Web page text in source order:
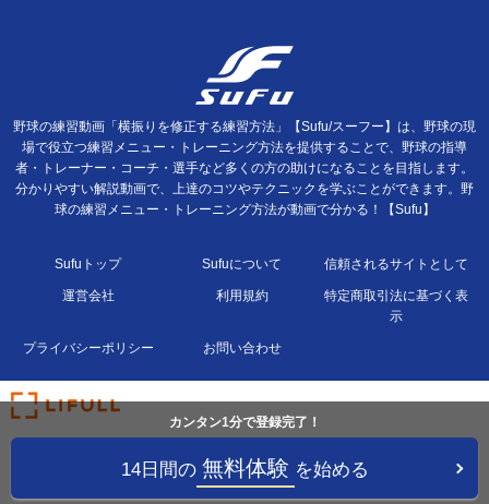
カンタン1分で登録完了！
14日間の 無料体験 を始める
野球の練習動画「横振りを修正する練習方法」【Sufu/スーフー】は、野球の現
場で役立つ練習メニュー・トレーニング方法を提供することで、野球の指導
者・トレーナー・コーチ・選手など多くの方の助けになることを目指します。
分かりやすい解説動画で、上達のコツやテクニックを学ぶことができます。野
球の練習メニュー・トレーニング方法が動画で分かる！【Sufu】
Sufuトップ Sufuについて 信頼されるサイトとして
運営会社 利用規約
特定商取引法に基づく表
示
プライバシーポリシー お問い合わせ